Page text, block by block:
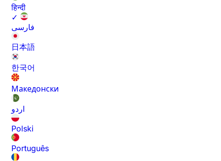
हिन्दी
✓
فارسی
日本語
한국어
Македонски
اردو
Polski
Português